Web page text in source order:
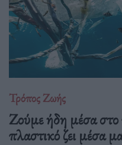
Τρόπος Ζωής
Ζούμε ήδη μέσα στο
πλαστικό ζει μέσα